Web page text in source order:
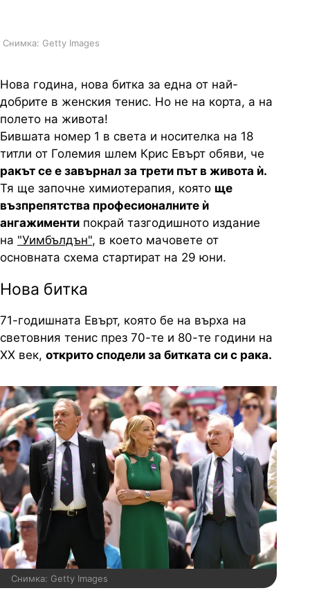
Снимка: Getty Images
Нова година, нова битка за една от най-
добрите в женския тенис. Но не на корта, а на
полето на живота!
Бившата номер 1 в света и носителка на 18
титли от Големия шлем Крис Евърт обяви, че
ракът се е завърнал за трети път в живота ѝ.
Тя ще започне химиотерапия, която ще
възпрепятства професионалните ѝ
ангажименти покрай тазгодишното издание
на "Уимбълдън", в което мачовете от
основната схема стартират на 29 юни.
Нова битка
71-годишната Евърт, която бе на върха на
световния тенис през 70-те и 80-те години на
ХХ век, открито сподели за битката си с рака.
Снимка: Getty Images